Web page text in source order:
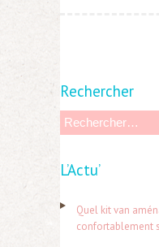
Rechercher
L’Actu’
Quel kit van
confortablement